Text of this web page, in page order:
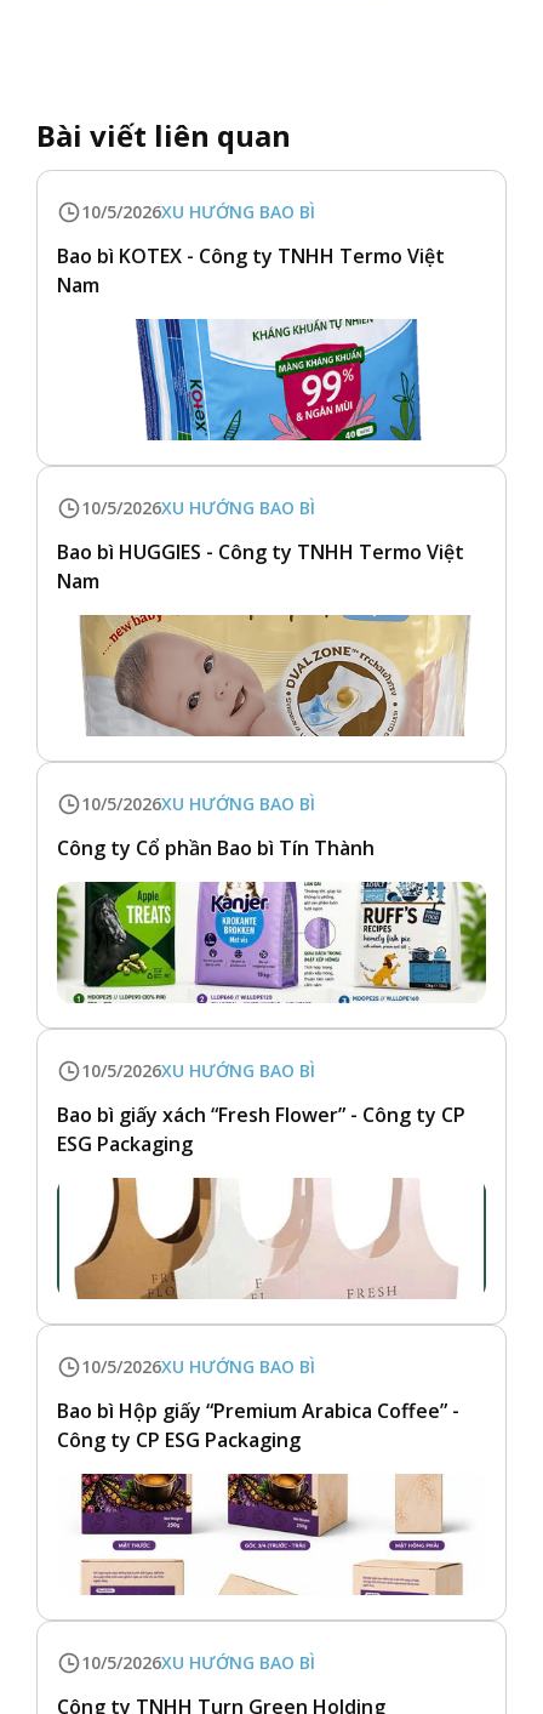
Bài viết liên quan
10/5/2026XU HƯỚNG BAO BÌ
Bao bì KOTEX - Công ty TNHH Termo Việt
Nam
10/5/2026XU HƯỚNG BAO BÌ
Bao bì HUGGIES - Công ty TNHH Termo Việt
Nam
10/5/2026XU HƯỚNG BAO BÌ
Công ty Cổ phần Bao bì Tín Thành
10/5/2026XU HƯỚNG BAO BÌ
Bao bì giấy xách “Fresh Flower” - Công ty CP
ESG Packaging
10/5/2026XU HƯỚNG BAO BÌ
Bao bì Hộp giấy “Premium Arabica Coffee” -
Công ty CP ESG Packaging
10/5/2026XU HƯỚNG BAO BÌ
Công ty TNHH Turn Green Holding